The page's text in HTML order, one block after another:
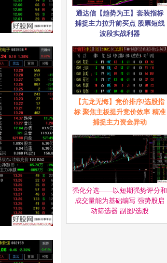
通达信【趋势为王】套装指标
捕捉主力拉升前买点 股票短线
波段实战利器
【亢龙无悔】竞价排序/选股指
标 聚焦主板提升竞价效率 精准
捕捉主力资金异动
强化分选——以短期强势评分和
成交量能为基础编写 强势股启
动筛选器‌ 副图/选股